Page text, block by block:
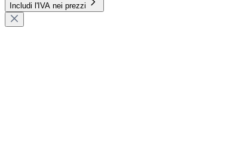
Includi l'IVA nei prezzi